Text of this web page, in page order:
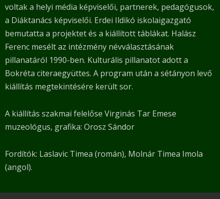
voltak a helyi média képviselői, partnerek, pedagógusok,
a Diáktanács képviselői. Erdei Ildikó iskolaigazgató
bemutatta a projektet és a kiállított táblákat. Halász
Ferenc mesélt az intézmény névválasztásának
pillanatáról 1990-ben. Kulturális pillanatot adott a
Bokréta citeraegyüttes. A program után a sétányon levő
kiállítás megtekintésére került sor.
A kiállítás szakmai felelőse Virginás Tar Emese
muzeológus, grafika: Orosz Sándor
Fordítók: Laslavic Timea (román), Molnár Timea Imola
(angol).